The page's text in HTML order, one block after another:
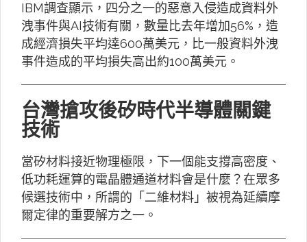
IBM調查顯示，四分之一的惡意入侵造成資料外
洩事件與AI技術有關，數量比去年增加56%，造
成經濟損失平均達600萬美元，比一般資料外洩
事件造成的平均損失高出約100萬美元。
台灣搶攻後矽時代半導體關鍵
技術
當矽材料接近物理極限，下一個能支撐高密度、
低功耗運算的電晶體通道材料會是什麼？在眾多
候選技術中，所謂的「二維材料」被視為延續摩
爾定律的重要解方之一。